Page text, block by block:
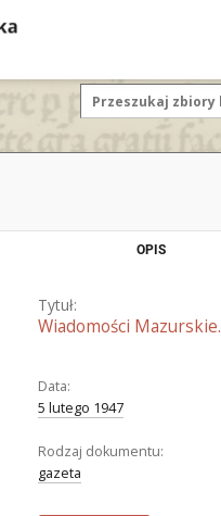
OPIS
Tytuł:
Wiadomości
Data:
5 lutego 1947
Rodzaj dokumentu:
gazeta